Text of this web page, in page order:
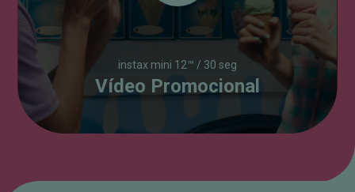
instax mini 12™ / 30 seg
Vídeo Promocional